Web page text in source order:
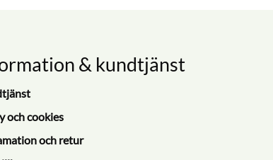
& kundtjänst
och cookies
och retur